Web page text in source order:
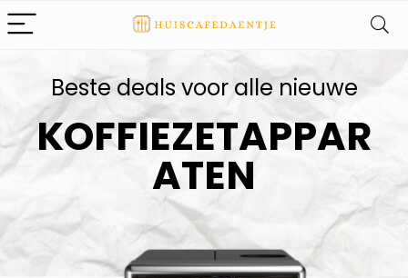
Beste deals voor alle nieuwe
KOFFIEZETAPPAR
ATEN